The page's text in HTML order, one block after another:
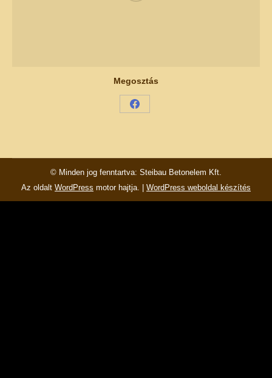
Megosztás
Share
© Minden jog fenntartva: Steibau Betonelem Kft.
Az oldalt WordPress motor hajtja. | WordPress weboldal készítés